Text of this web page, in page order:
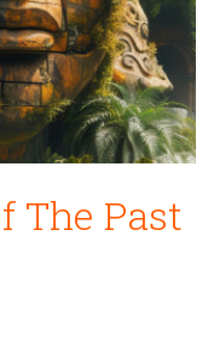
The Past